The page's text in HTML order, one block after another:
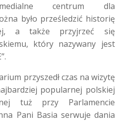
centrum dla
było prześledzić historię
a także przyjrzeć się
który nazywany jest
przyszedł czas na wizytę
popularnej polskiej
tuż przy Parlamencie
Pani Basia serwuje dania